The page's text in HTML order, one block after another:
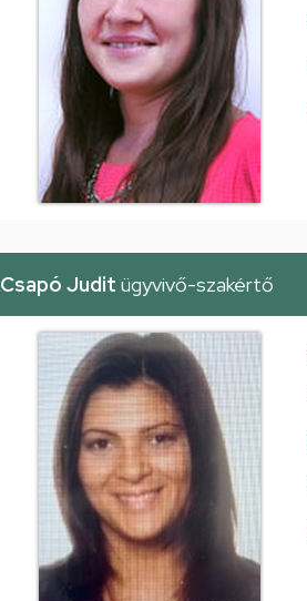
Csapó Judit ügyvivő-szakértő